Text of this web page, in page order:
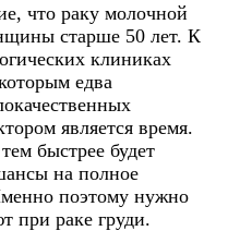
что раку молочной
старше 50 лет. К
клиниках
едва
является время.
быстрее будет
на полное
поэтому нужно
при раке груди.